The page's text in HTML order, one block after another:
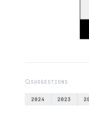
SUGGESTIONS
2024 2023